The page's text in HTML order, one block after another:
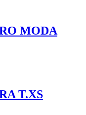
MODA
T.XS